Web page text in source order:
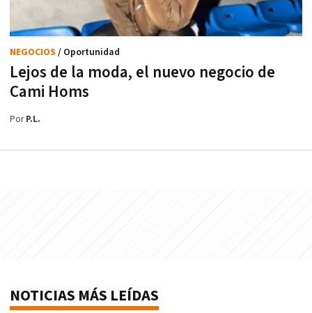
Lejos de la moda, el nuevo negocio de
Cami Homs
NEGOCIOS / Oportunidad
PorP.L.
NOTICIAS MÁS LEÍDAS